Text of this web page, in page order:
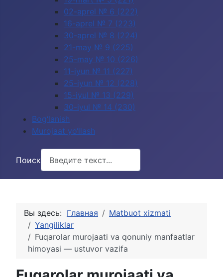
02-aprel № 6 (222)
16-aprel № 7 (223)
30-aprel № 8 (224)
21-may № 9 (225)
25-may № 10 (226)
11-iyun № 11 (227)
25-iyun № 12 (228)
15-iyul № 13 (229)
30-iyul № 14 (230)
Bog‘lanish
Murojaat yo‘llash
Поиск
Вы здесь: Главная
Matbuot xizmati
Yangiliklar
Fuqarolar murojaati va qonuniy manfaatlar
himoyasi — ustuvor vazifa